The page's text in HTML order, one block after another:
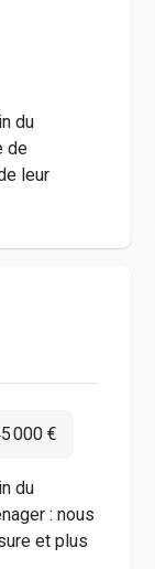
du
de
leur
000 €
du
: nous
et plus